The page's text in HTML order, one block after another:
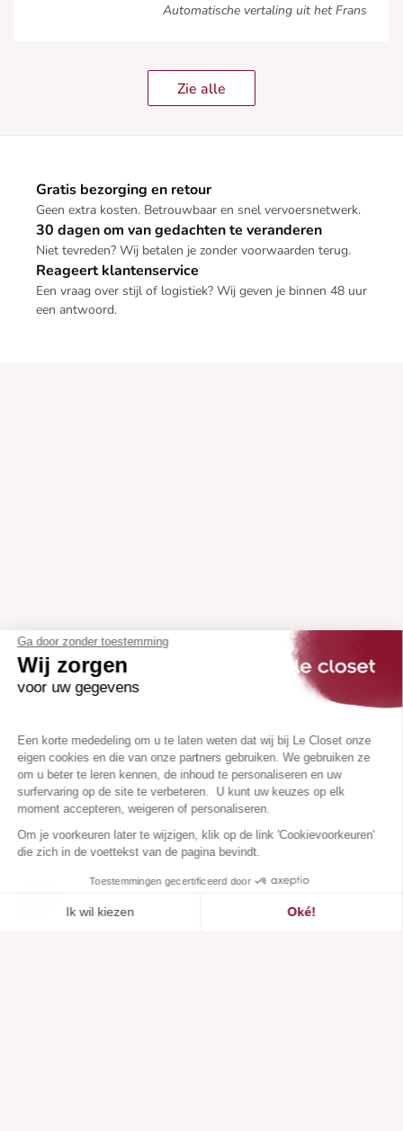
Ga door zonder toestemming
Wij zorgen
voor uw gegevens
Een korte mededeling om u te laten weten dat wij bij Le Closet onze
eigen cookies en die van onze partners gebruiken. We gebruiken ze
om u beter te leren kennen, de inhoud te personaliseren en uw
surfervaring op de site te verbeteren. U kunt uw keuzes op elk
moment accepteren, weigeren of personaliseren.
Om je voorkeuren later te wijzigen, klik op de link 'Cookievoorkeuren'
die zich in de voettekst van de pagina bevindt.
Toestemmingen gecertificeerd door
Ik wil kiezen Oké!
Automatische vertaling uit het Frans
Zie alle
Gratis bezorging en retour
Geen extra kosten. Betrouwbaar en snel vervoersnetwerk.
30 dagen om van gedachten te veranderen
Niet tevreden? Wij betalen je zonder voorwaarden terug.
Reageert klantenservice
Een vraag over stijl of logistiek? Wij geven je binnen 48 uur
een antwoord.
Toegevoegd aan